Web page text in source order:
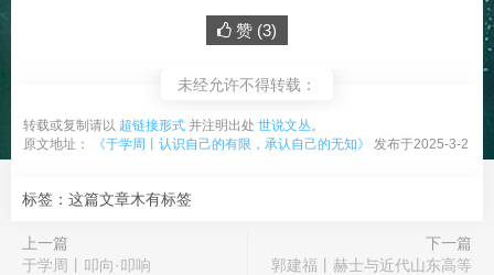
赞 (3)
未经允许不得转载：
转载或复制请以 超链接形式 并注明出处 世说文丛。
原文地址：
《于学周丨认识自己的有限，承认自己的无知》 发布于2025-3-2
标签：这篇文章木有标签
上一篇
于学周丨叩向·叩响
下一篇
郭建福丨赫士与近代山东高等